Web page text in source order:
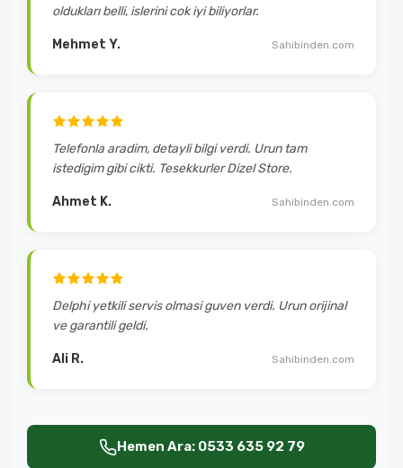
oldukları belli, islerini cok iyi biliyorlar.
Mehmet Y. Sahibinden.com
Telefonla aradim, detayli bilgi verdi. Urun tam
istedigim gibi cikti. Tesekkurler Dizel Store.
Ahmet K. Sahibinden.com
Delphi yetkili servis olmasi guven verdi. Urun orijinal
ve garantili geldi.
Ali R. Sahibinden.com
Hemen Ara: 0533 635 92 79